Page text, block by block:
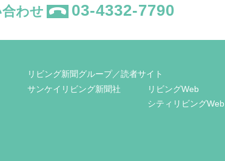
わせ 03-4332-7790
リビング新聞グループ／読者サイト
サンケイリビング新聞社
リビングWeb
シティリビングWeb